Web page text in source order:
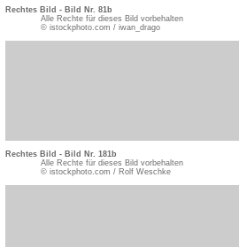
Rechtes Bild - Bild Nr. 81b
Alle Rechte für dieses Bild vorbehalten
© istockphoto.com / iwan_drago
Rechtes Bild - Bild Nr. 181b
Alle Rechte für dieses Bild vorbehalten
© istockphoto.com / Rolf Weschke